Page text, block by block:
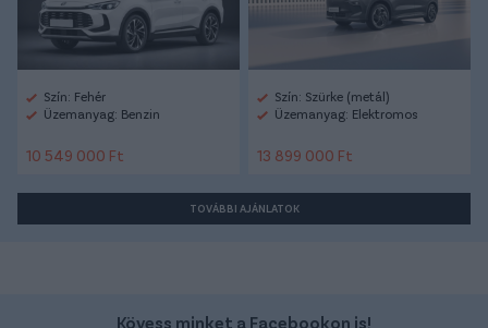
Szín: Fehér
Üzemanyag: Benzin
10 549 000 Ft
Szín: Szürke (metál)
Üzemanyag: Elektromos
13 899 000 Ft
TOVÁBBI AJÁNLATOK
Kövess minket a Facebookon is!